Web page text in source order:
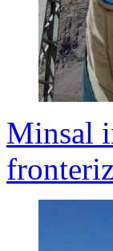
Minsal